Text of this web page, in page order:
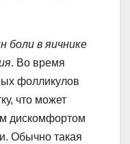
боли в яичнике
. Во время
фолликулов
что может
дискомфортом
Обычно такая